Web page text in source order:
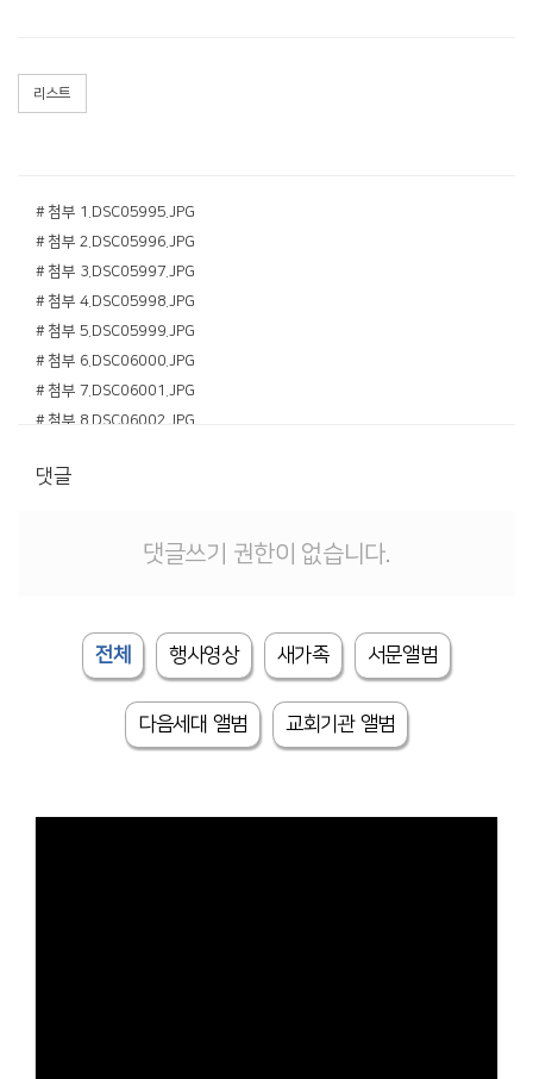
리스트
# 첨부 1.DSC05995.JPG
# 첨부 2.DSC05996.JPG
# 첨부 3.DSC05997.JPG
# 첨부 4.DSC05998.JPG
# 첨부 5.DSC05999.JPG
# 첨부 6.DSC06000.JPG
# 첨부 7.DSC06001.JPG
# 첨부 8.DSC06002.JPG
댓글
댓글쓰기 권한이 없습니다.
전체 행사영상 새가족 서문앨범
다음세대 앨범 교회기관 앨범